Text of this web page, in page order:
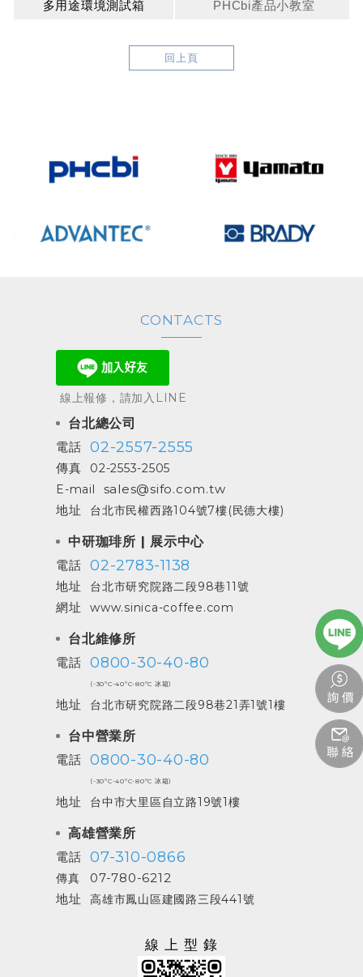
多用途環境測試箱 PHCbi產品小教室
回上頁
CONTACTS
線上報修，請加入LINE
台北總公司
電話 02-2557-2555
傳真
02-2553-2505
E-mail
sales@sifo.com.tw
地址
台北市民權西路104號7樓(民德大樓)
中研珈琲所 | 展示中心
電話 02-2783-1138
地址 台北市研究院路二段98巷11號
網址 www.sinica-coffee.com
台北維修所
電話 0800-30-40-80
(-30ºC-40ºC-80ºC 冰箱)
地址 台北市研究院路二段98巷21弄1號1樓
台中營業所
電話 0800-30-40-80
(-30ºC-40ºC-80ºC 冰箱)
地址 台中市大里區自立路19號1樓
高雄營業所
電話 07-310-0866
傳真
07-780-6212
地址
高雄市鳳山區建國路三段441號
線上型錄